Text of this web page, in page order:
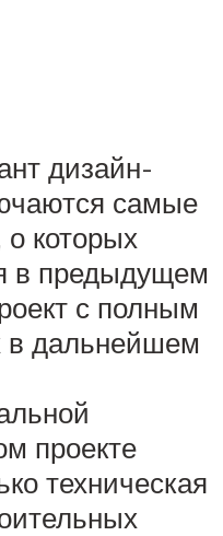
дизайн-
самые
которых
в предыдущем
с полным
в дальнейшем
проекте
техническая